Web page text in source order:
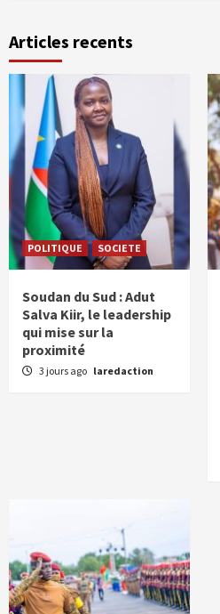
Articles recents
POLITIQUE SOCIETE
Soudan du Sud : Adut
Salva Kiir, le leadership
qui mise sur la
proximité
3 jours ago laredaction